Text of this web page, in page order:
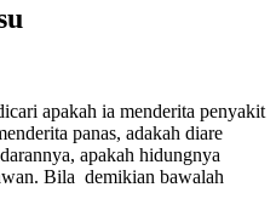
apakah ia menderita penyakit
panas, adakah diare
apakah hidungnya
Bila demikian bawalah